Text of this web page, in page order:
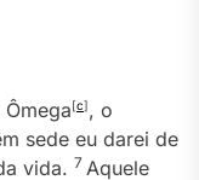
[c], o
sede eu darei de
vida. 7 Aquele